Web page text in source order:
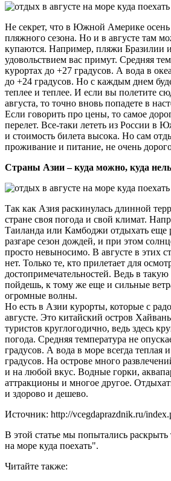
Не секрет, что в Южной Америке осень
пляжного сезона. Но и в августе там
купаются. Например, пляжи Бразилии
удовольствием вас примут. Средняя
курортах до +27 градусов. А вода в
до +24 градусов. Но с каждым днем
теплее и теплее. И если вы полетите
августа, то точно вновь попадете в
Если говорить про цены, то самое
перелет. Все-таки лететь из России в
и стоимость билета высока. Но сам
проживание и питание, не очень
Страны Азии – куда можно, куда
Так как Азия раскинулась длинной
стране своя погода и свой климат.
Таиланда или Камбоджи отдыхать еще
разгаре сезон дождей, и при этом
просто невыносимо. В августе в этих
нет. Только те, кто прилетает для
достопримечательностей. Ведь в
пойдешь, к тому же еще и сильные
огромные волны.
Но есть в Азии курорты, которые с
августе. Это китайский остров
туристов круглогодично, ведь здесь
погода. Средняя температура не
градусов. А вода в море всегда теплая
градусов. На острове много
и на любой вкус. Водные горки,
аттракционы и многое другое.
и здорово и дешево.
Источник: http://vcegdaprazdnik.ru/
В этой статье мы попытались раскрыть
на море куда поехать".
Читайте также: